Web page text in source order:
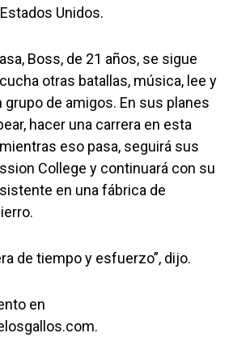
Unidos.
Boss, de 21 años, se sigue
otras batallas, música, lee y
grupo de amigos. En sus planes
hacer una carrera en esta
eso pasa, seguirá sus
College y continuará con su
en una fábrica de
de tiempo y esfuerzo”, dijo.
en